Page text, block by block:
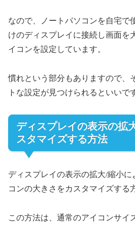
なので、ノートパソコンを自宅で
けのディスプレイに接続し画面を
イコンを設定しています。
慣れという部分もありますので、
トな設定が見つけられるといいで
ディスプレイの表示の拡
スタマイズする方法
ディスプレイの表示の拡大/縮小に
コンの大きさをカスタマイズする
この方法は、通常のアイコンサイ